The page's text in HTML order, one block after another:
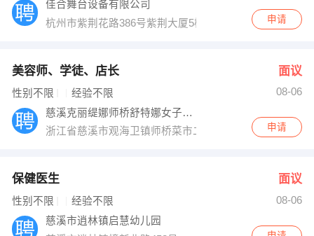
佳合舞台设备有限公司
杭州市紫荆花路386号紫荆大厦5楼
申请
美容师、学徒、店长 面议
性别不限 经验不限
08-06
慈溪克丽缇娜师桥舒特娜女子生活馆
浙江省慈溪市观海卫镇师桥菜市二路16-18号
申请
保健医生 面议
性别不限 经验不限
08-06
慈溪市逍林镇启慧幼儿园